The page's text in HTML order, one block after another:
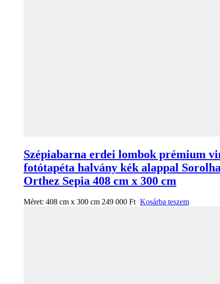
Szépiabarna erdei lombok prémium
fotótapéta halvány kék alappal
Orthez Sepia 408 cm x 300 cm
Méret: 408 cm x 300 cm 249 000 Ft Kosárba teszem